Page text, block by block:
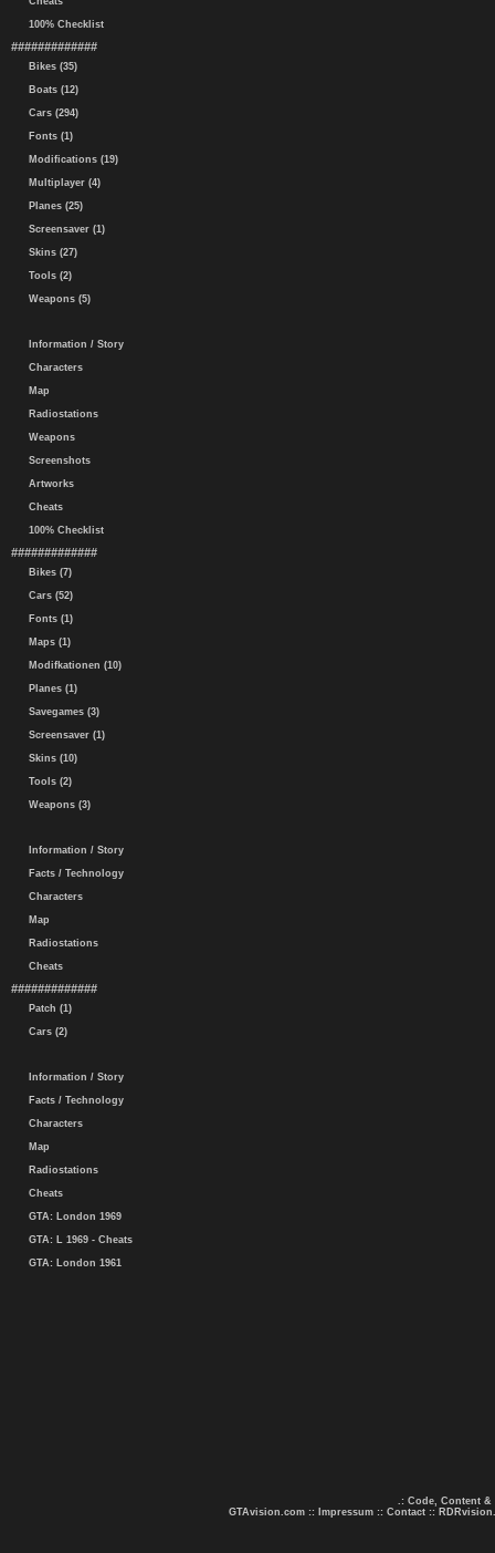
100% Checklist
#############
Bikes (35)
Boats (12)
Cars (294)
Fonts (1)
Modifications (19)
Multiplayer (4)
Planes (25)
Screensaver (1)
Skins (27)
Tools (2)
Weapons (5)
Information / Story
Characters
Map
Radiostations
Weapons
Screenshots
Artworks
Cheats
100% Checklist
#############
Bikes (7)
Cars (52)
Fonts (1)
Maps (1)
Modifkationen (10)
Planes (1)
Savegames (3)
Screensaver (1)
Skins (10)
Tools (2)
Weapons (3)
Information / Story
Facts / Technology
Characters
Map
Radiostations
Cheats
#############
Patch (1)
Cars (2)
Information / Story
Facts / Technology
Characters
Map
Radiostations
Cheats
GTA: London 1969
GTA: L 1969 - Cheats
GTA: London 1961
.: Code, Content &
GTAvision.com :: Impressum :: Contact ::